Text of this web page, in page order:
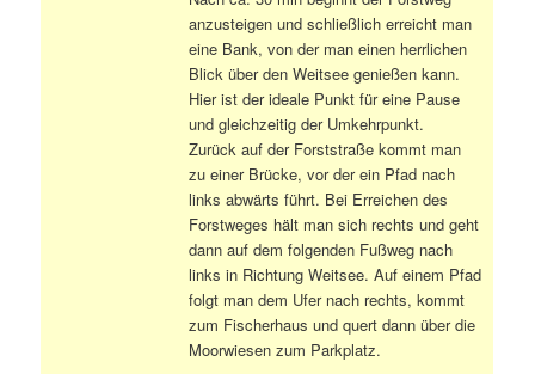
anzusteigen und schließlich erreicht man
eine Bank, von der man einen herrlichen
Blick über den Weitsee genießen kann.
Hier ist der ideale Punkt für eine Pause
und gleichzeitig der Umkehrpunkt.
Zurück auf der Forststraße kommt man
zu einer Brücke, vor der ein Pfad nach
links abwärts führt. Bei Erreichen des
Forstweges hält man sich rechts und geht
dann auf dem folgenden Fußweg nach
links in Richtung Weitsee. Auf einem Pfad
folgt man dem Ufer nach rechts, kommt
zum Fischerhaus und quert dann über die
Moorwiesen zum Parkplatz.